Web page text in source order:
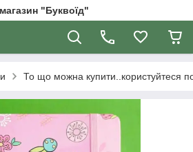
"Буквоїд"
То що можна купити..користуйтеся